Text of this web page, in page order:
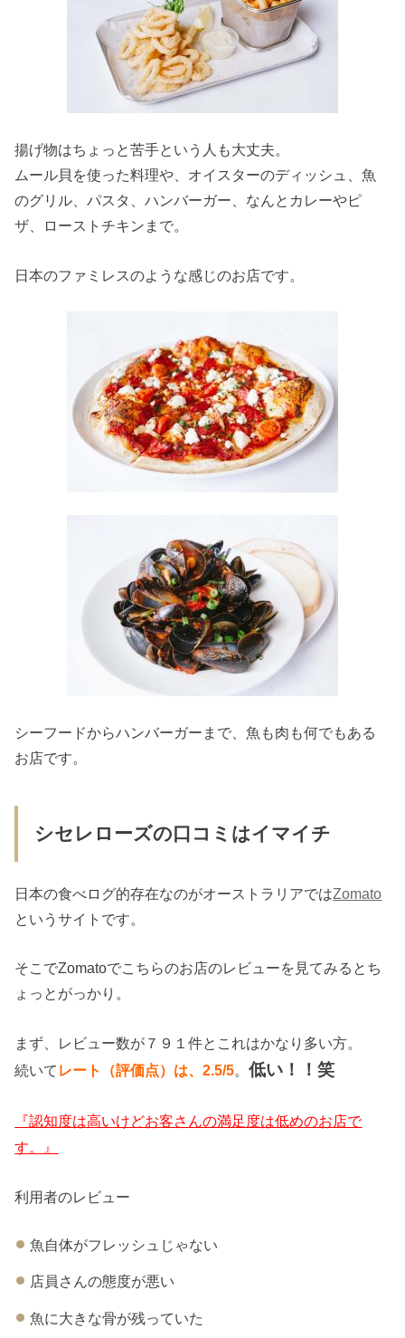
揚げ物はちょっと苦手という人も大丈夫。
ムール貝を使った料理や、オイスターのディッシュ、魚
のグリル、パスタ、ハンバーガー、なんとカレーやピ
ザ、ローストチキンまで。
日本のファミレスのような感じのお店です。
シーフードからハンバーガーまで、魚も肉も何でもある
お店です。
シセレローズの口コミはイマイチ
日本の食べログ的存在なのがオーストラリアではZomato
というサイトです。
そこでZomatoでこちらのお店のレビューを見てみるとち
ょっとがっかり。
まず、レビュー数が７９１件とこれはかなり多い方。
続いて レート（評価点）は、2.5/5。低い！！笑
『認知度は高いけどお客さんの満足度は低めのお店で
す。』
利用者のレビュー
魚自体がフレッシュじゃない
店員さんの態度が悪い
魚に大きな骨が残っていた